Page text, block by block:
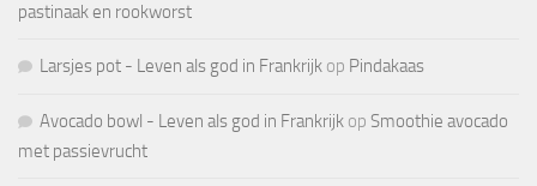
pastinaak en rookworst
Larsjes pot - Leven als god in Frankrijk op Pindakaas
Avocado bowl - Leven als god in Frankrijk op Smoothie avocado
met passievrucht